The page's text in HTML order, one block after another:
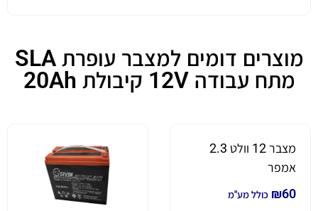
מוצרים דומים למצבר עופרת SLA
מתח עבודה 12V קיבולת 20Ah
מצבר 12 וולט 2.3
אמפר
₪60 כולל מע"מ